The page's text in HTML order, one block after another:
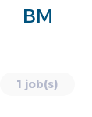
BM
1 job(s)